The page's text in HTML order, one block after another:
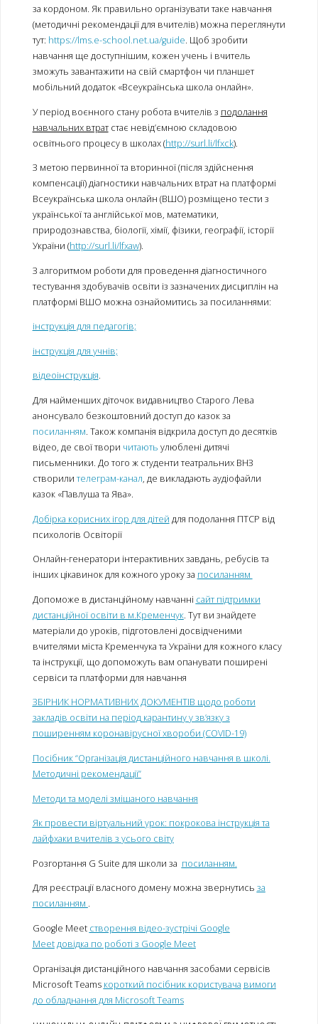
за кордоном. Як правильно організувати таке навчання
(методичні рекомендації для вчителів) можна переглянути
тут: https://lms.e-school.net.ua/guide. Щоб зробити
навчання ще доступнішим, кожен учень і вчитель
зможуть завантажити на свій смартфон чи планшет
мобільний додаток «Всеукраїнська школа онлайн».
У період воєнного стану робота вчителів з подолання
навчальних втратстає невід’ємною складовою
освітнього процесу в школах (http://surl.li/lfxck).
З метою первинної та вторинної (після здійснення
компенсації) діагностики навчальних втрат на платформі
Всеукраїнська школа онлайн (ВШО) розміщено тести з
української та англійської мов, математики,
природознавства, біології, хімії, фізики, географії, історії
України (http://surl.li/lfxaw).
З алгоритмом роботи для проведення діагностичного
тестування здобувачів освіти із зазначених дисциплін на
платформі ВШО можна ознайомитись за посиланнями:
інструкція для педагогів;
інструкція для учнів;
відеоінструкція.
Для найменших діточок видавництво Старого Лева
анонсувало безкоштовний доступ до казок за
посиланням. Також компанія відкрила доступ до десятків
відео, де свої твори читають улюблені дитячі
письменники. До того ж студенти театральних ВНЗ
створили телеграм-канал, де викладають аудіофайли
казок «Павлуша та Ява».
Добірка корисних ігор для дітей для подолання ПТСР від
психологів Освіторії
Онлайн-генератори інтерактивних завдань, ребусів та
інших цікавинок для кожного уроку за посиланням
Допоможе в дистанційному навчанні сайт підтримки
дистанційної освіти в м.Кременчук. Тут ви знайдете
матеріали до уроків, підготовлені досвідченими
вчителями міста Кременчука та України для кожного класу
та інструкції, що допоможуть вам опанувати поширені
сервіси та платформи для навчання
ЗБІРНИК НОРМАТИВНИХ ДОКУМЕНТІВ щодо роботи
закладів освіти на період карантину у зв’язку з
поширенням коронавірусної хвороби (COVID-19)
Посібник “Організація дистанційного навчання в школі.
Методичні рекомендації”
Методи та моделі змішаного навчання
Як провести віртуальний урок: покрокова інструкція та
лайфхаки вчителів з усього світу
Розгортання G Suite для школи за посиланням.
Для реєстрації власного домену можна звернутись за
посиланням .
Google Meet створення відео-зустрічі Google
Meet довідка по роботі з Google Meet
Організація дистанційного навчання засобами сервісів
Microsoft Teams короткий посібник користувача вимоги
до обладнання для Microsoft Teams